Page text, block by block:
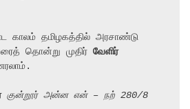
காலம் தமிழகத்தில் அரசாண்டு
தொன்று முதிர் வேளிர்
குன்றூர் அன்ன என் – நற் 280/8